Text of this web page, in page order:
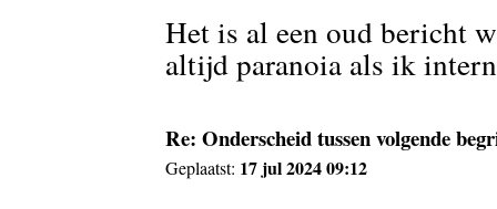
Het is al een oud bericht
altijd paranoia als ik
Re: Onderscheid tussen volgende
Geplaatst: 17 jul 2024 09:12